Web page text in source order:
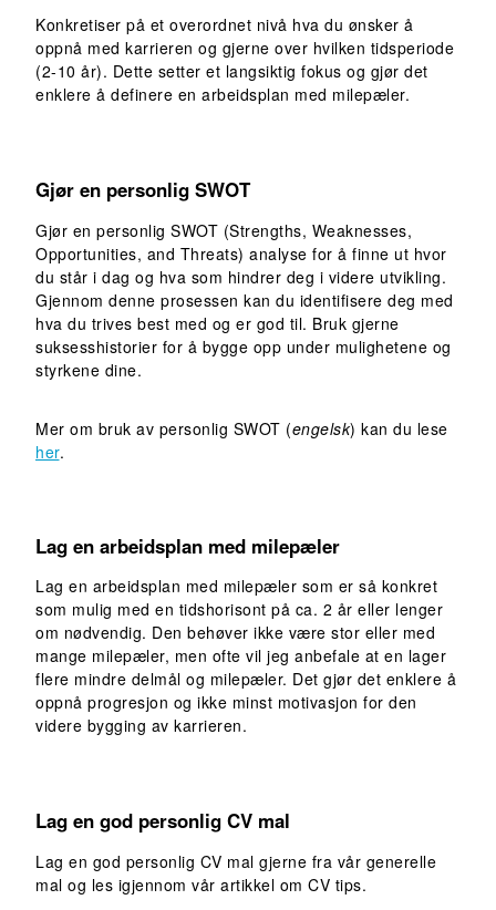
Konkretiser på et overordnet nivå hva du ønsker å
oppnå med karrieren og gjerne over hvilken tidsperiode
(2-10 år). Dette setter et langsiktig fokus og gjør det
enklere å definere en arbeidsplan med milepæler.
Gjør en personlig SWOT
Gjør en personlig SWOT (Strengths, Weaknesses,
Opportunities, and Threats) analyse for å finne ut hvor
du står i dag og hva som hindrer deg i videre utvikling.
Gjennom denne prosessen kan du identifisere deg med
hva du trives best med og er god til. Bruk gjerne
suksesshistorier for å bygge opp under mulighetene og
styrkene dine.
Mer om bruk av personlig SWOT (engelsk) kan du lese
her.
Lag en arbeidsplan med milepæler
Lag en arbeidsplan med milepæler som er så konkret
som mulig med en tidshorisont på ca. 2 år eller lenger
om nødvendig. Den behøver ikke være stor eller med
mange milepæler, men ofte vil jeg anbefale at en lager
flere mindre delmål og milepæler. Det gjør det enklere å
oppnå progresjon og ikke minst motivasjon for den
videre bygging av karrieren.
Lag en god personlig CV mal
Lag en god personlig CV mal gjerne fra vår generelle
mal og les igjennom vår artikkel om CV tips.